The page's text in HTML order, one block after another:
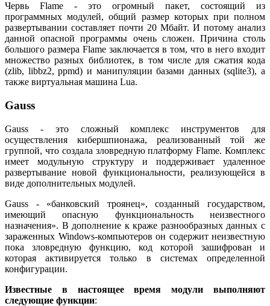
Червь Flame - это огромный пакет, состоящий из
программных модулей, общий размер которых при полном
развертывании составляет почти 20 Мбайт. И потому анализ
данной опасной программы очень сложен. Причина столь
большого размера Flame заключается в том, что в него входит
множество разных библиотек, в том числе для сжатия кода
(zlib, libbz2, ppmd) и манипуляции базами данных (sqlite3), а
также виртуальная машина Lua.
Gauss
Gauss - это сложный комплекс инструментов для
осуществления кибершпионажа, реализованный той же
группой, что создала зловредную платформу Flame. Комплекс
имеет модульную структуру и поддерживает удаленное
развертывание новой функциональности, реализующейся в
виде дополнительных модулей.
Gauss - «банковский троянец», созданный государством,
имеющий опасную функциональность неизвестного
назначения». В дополнение к краже разнообразных данных с
зараженных Windows-компьютеров он содержит неизвестную
пока зловредную функцию, код которой зашифрован и
которая активируется только в системах определенной
конфигурации.
Известные в настоящее время модули выполняют
следующие функции: